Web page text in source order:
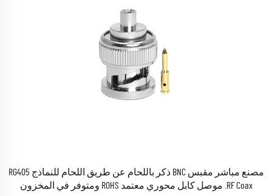
مصنع مباشر مقبس BNC ذكر باللحام عن طريق اللحام للنماذج RG405
RF Coax. موصل كابل محوري معتمد ROHS ومتوفر في المخزون